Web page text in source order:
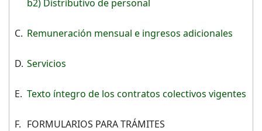
b2) Distributivo de personal
C. Remuneración mensual e ingresos adicionales
D. Servicios
E. Texto íntegro de los contratos colectivos vigentes
F. FORMULARIOS PARA TRÁMITES